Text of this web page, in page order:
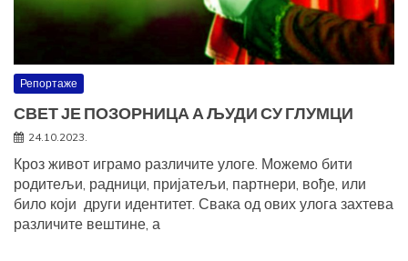
Репортаже
СВЕТ ЈЕ ПОЗОРНИЦА А ЉУДИ СУ ГЛУМЦИ
24.10.2023.
Кроз живот играмо различите улоге. Можемо бити
родитељи, радници, пријатељи, партнери, вође, или
било који други идентитет. Свака од ових улога захтева
различите вештине, а